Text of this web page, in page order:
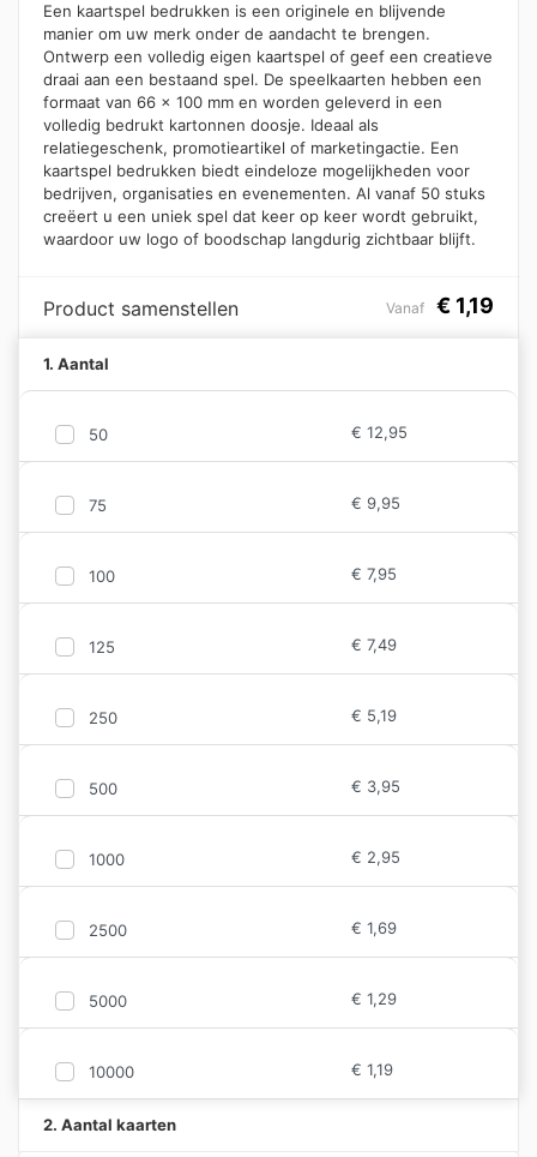
Een kaartspel bedrukken is een originele en blijvende
manier om uw merk onder de aandacht te brengen.
Ontwerp een volledig eigen kaartspel of geef een creatieve
draai aan een bestaand spel. De speelkaarten hebben een
formaat van 66 × 100 mm en worden geleverd in een
volledig bedrukt kartonnen doosje. Ideaal als
relatiegeschenk, promotieartikel of marketingactie. Een
kaartspel bedrukken biedt eindeloze mogelijkheden voor
bedrijven, organisaties en evenementen. Al vanaf 50 stuks
creëert u een uniek spel dat keer op keer wordt gebruikt,
waardoor uw logo of boodschap langdurig zichtbaar blijft.
Product samenstellen Vanaf € 1,19
1. Aantal
50 € 12,95
75 € 9,95
100 € 7,95
125 € 7,49
250 € 5,19
500 € 3,95
1000 € 2,95
2500 € 1,69
5000 € 1,29
10000 € 1,19
2. Aantal kaarten